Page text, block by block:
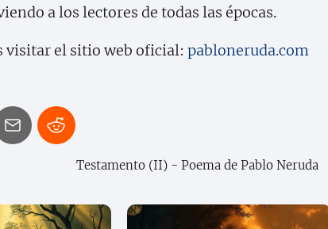
a los lectores de todas las épocas.
visitar el sitio web oficial: pabloneruda.com
Testamento (II) - Poema de Pablo Neruda